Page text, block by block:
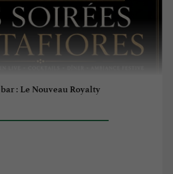
: Le Nouveau Royalty